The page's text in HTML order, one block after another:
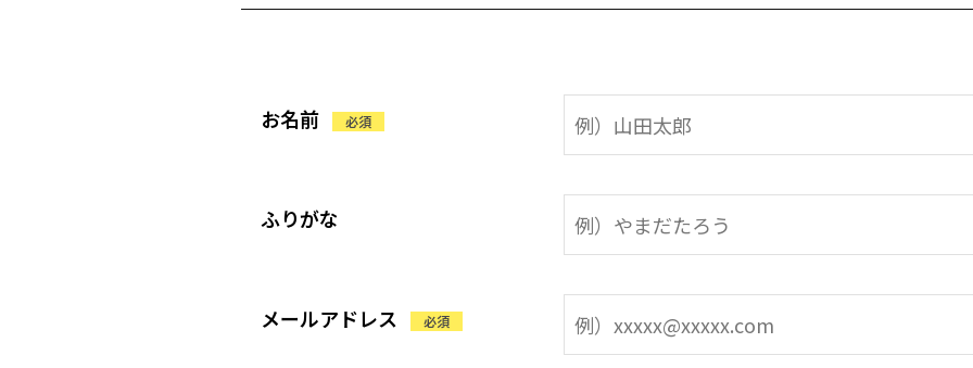
お名前 必須
ふりがな
メールアドレス 必須